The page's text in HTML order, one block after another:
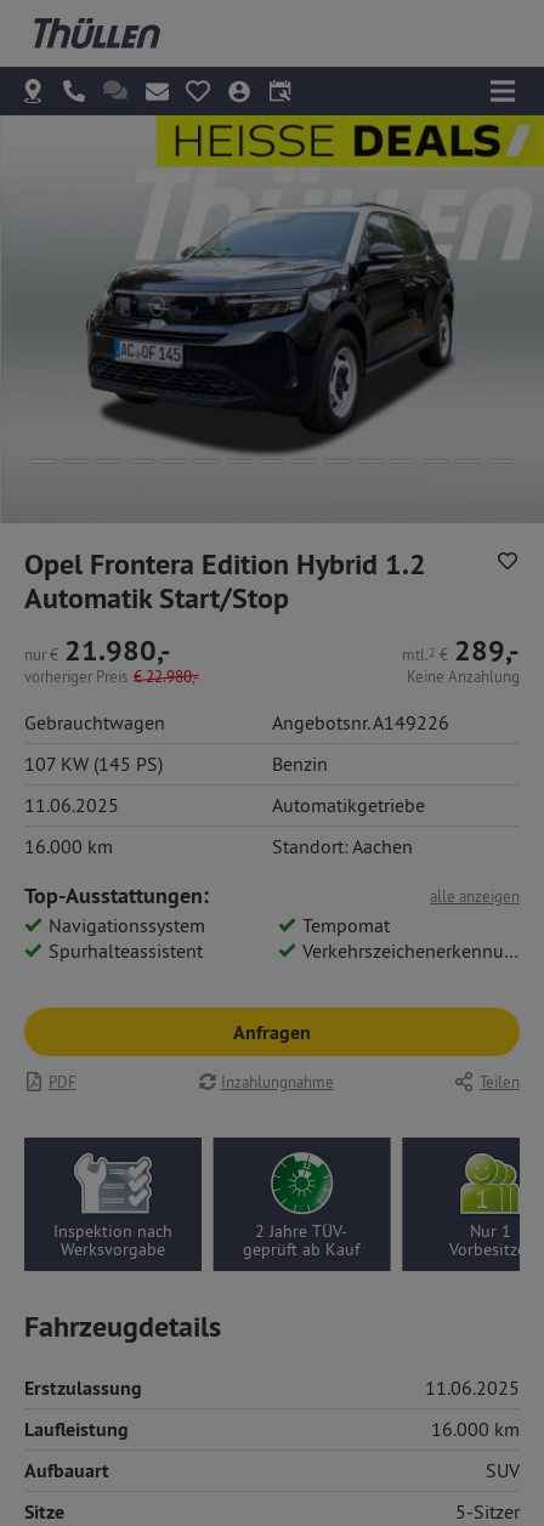
Opel Frontera Edition Hybrid 1.2
Automatik Start/Stop
nur€ 21.980,-
vorheriger Preis €22.980,-
mtl.2 € 289,-
Keine Anzahlung
Gebrauchtwagen
Angebotsnr. A149226
107 KW (145 PS)
Benzin
11.06.2025
Automatikgetriebe
16.000 km
Standort: Aachen
alle anzeigen
Top-Ausstattungen:
Navigationssystem
Tempomat
Spurhalteassistent
Verkehrszeichenerkennung
Anfragen
PDF Inzahlungnahme Teilen
Inspektion nach
Werksvorgabe
2 Jahre TÜV-
geprüft ab Kauf
Nur 1
Vorbesitzer
Fahrzeugdetails
Erstzulassung 11.06.2025
Laufleistung 16.000 km
Aufbauart SUV
Sitze 5-Sitzer